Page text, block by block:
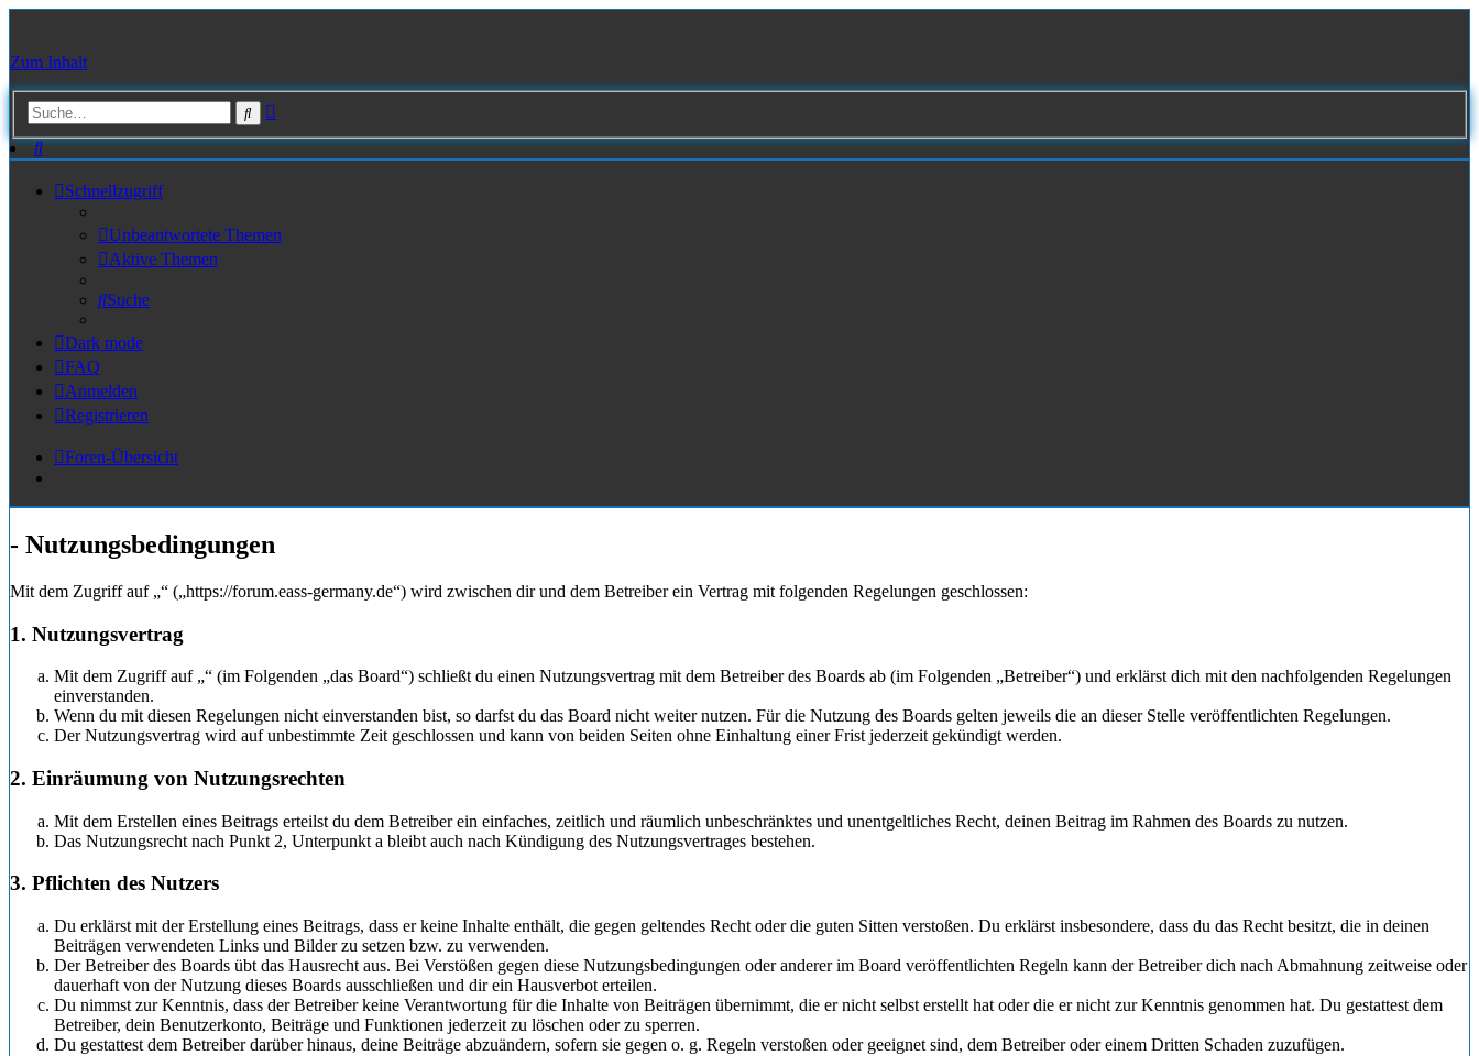
Zum Inhalt
Suche
Suche
Schnellzugriff
Unbeantwortete Themen
Aktive Themen
Suche
Dark mode
FAQ
Anmelden
Registrieren
Foren-Übersicht
- Nutzungsbedingungen
Mit dem Zugriff auf „“ („https://forum.eass-germany.de“) wird zwischen dir und dem Betreiber ein Vertrag mit folgenden Regelungen geschlossen:
1. Nutzungsvertrag
Mit dem Zugriff auf „“ (im Folgenden „das Board“) schließt du einen Nutzungsvertrag mit dem Betreiber des Boards ab (im Folgenden „Betreiber“) und erklärst dich mit den nachfolgenden Regelungen
einverstanden.
Wenn du mit diesen Regelungen nicht einverstanden bist, so darfst du das Board nicht weiter nutzen. Für die Nutzung des Boards gelten jeweils die an dieser Stelle veröffentlichten Regelungen.
Der Nutzungsvertrag wird auf unbestimmte Zeit geschlossen und kann von beiden Seiten ohne Einhaltung einer Frist jederzeit gekündigt werden.
2. Einräumung von Nutzungsrechten
Mit dem Erstellen eines Beitrags erteilst du dem Betreiber ein einfaches, zeitlich und räumlich unbeschränktes und unentgeltliches Recht, deinen Beitrag im Rahmen des Boards zu nutzen.
Das Nutzungsrecht nach Punkt 2, Unterpunkt a bleibt auch nach Kündigung des Nutzungsvertrages bestehen.
3. Pflichten des Nutzers
Du erklärst mit der Erstellung eines Beitrags, dass er keine Inhalte enthält, die gegen geltendes Recht oder die guten Sitten verstoßen. Du erklärst insbesondere, dass du das Recht besitzt, die in deinen
Beiträgen verwendeten Links und Bilder zu setzen bzw. zu verwenden.
Der Betreiber des Boards übt das Hausrecht aus. Bei Verstößen gegen diese Nutzungsbedingungen oder anderer im Board veröffentlichten Regeln kann der Betreiber dich nach Abmahnung zeitweise oder
dauerhaft von der Nutzung dieses Boards ausschließen und dir ein Hausverbot erteilen.
Du nimmst zur Kenntnis, dass der Betreiber keine Verantwortung für die Inhalte von Beiträgen übernimmt, die er nicht selbst erstellt hat oder die er nicht zur Kenntnis genommen hat. Du gestattest dem
Betreiber, dein Benutzerkonto, Beiträge und Funktionen jederzeit zu löschen oder zu sperren.
Du gestattest dem Betreiber darüber hinaus, deine Beiträge abzuändern, sofern sie gegen o. g. Regeln verstoßen oder geeignet sind, dem Betreiber oder einem Dritten Schaden zuzufügen.